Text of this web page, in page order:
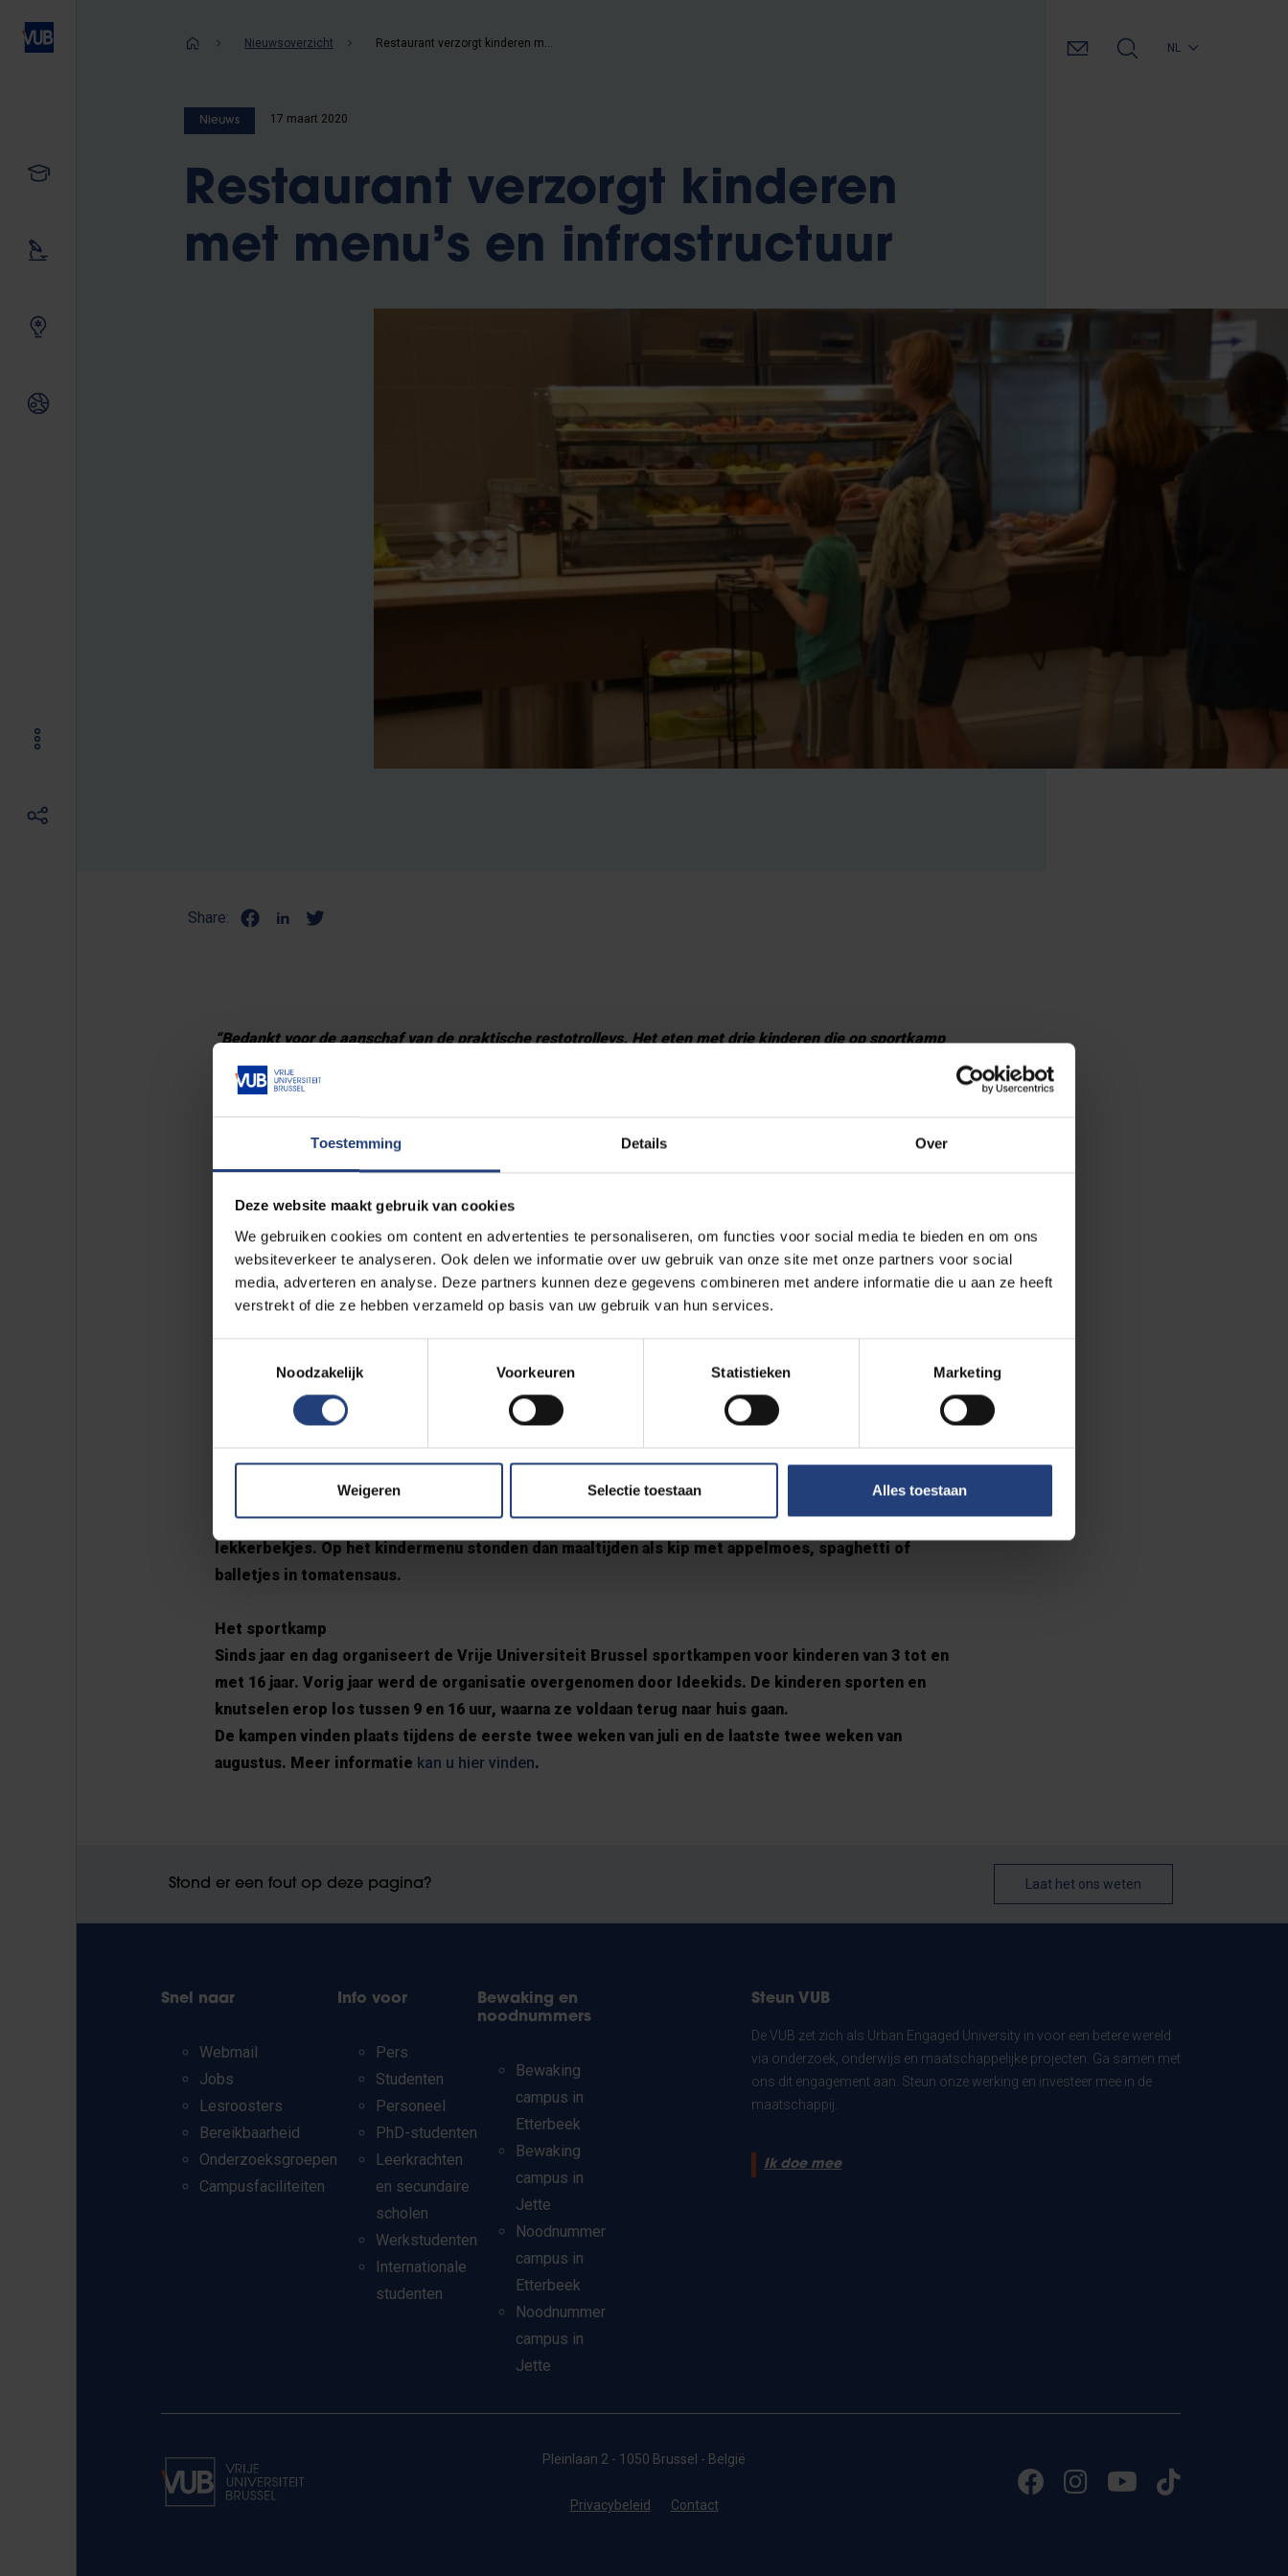
Toestemming Details Over
Deze website maakt gebruik van cookies
We gebruiken cookies om content en advertenties te personaliseren, om functies voor social media te bieden en om ons
websiteverkeer te analyseren. Ook delen we informatie over uw gebruik van onze site met onze partners voor social
media, adverteren en analyse. Deze partners kunnen deze gegevens combineren met andere informatie die u aan ze heeft
verstrekt of die ze hebben verzameld op basis van uw gebruik van hun services.
Noodzakelijk
Voorkeuren Statistieken Marketing
Weigeren Selectie toestaan Alles toestaan
Ons onderzoek
Kruimelpad
Nieuwsoverzicht NL
Nieuws 17 maart 2020
Restaurant verzorgt kinderen
met menu’s en infrastructuur
Share:
“Bedankt voor de aanschaf van de praktische restotrolleys. Het eten met drie kinderen die op sportkamp
zitten in het VUB-resto is er een stuk relaxer op geworden. Werkelijk fantastisch!
Ook bedankt om elke dag een “kindvriendelijk gerecht” op het menu tijdens de sportkampweken ingepland
te hebben. De spaghetti deze middag was een schot in de roos. Drie blije oranje mondjes en gevulde
buikjes.
lekker in het VUB-resto eten.”– Kim Coppens
Met dit bericht werd de inbox van Philippe Merckx, diensthoofd van het restaurant, opgefleurd.
De voorbije weken vonden er sportkampen voor kinderen plaats op campus Etterbeek van de VUB.
Naar aanleiding daarvan en op aanvraag van een paar ouders schafte het restaurant een vijftal trolleys
plaats geraken. Het morsen gebeurt dan enkel soms nog aan tafel.
Ook het menu in het restaurant werd lichtjes aangepast om rekening te houden met de jonge
lekkerbekjes. Op het kindermenu stonden dan maaltijden als kip met appelmoes, spaghetti of
balletjes in tomatensaus.
Het sportkamp
Sinds jaar en dag organiseert de Vrije Universiteit Brussel sportkampen voor kinderen van 3 tot en
met 16 jaar. Vorig jaar werd de organisatie overgenomen door Ideekids. De kinderen sporten en
knutselen erop los tussen 9 en 16 uur, waarna ze voldaan terug naar huis gaan.
De kampen vinden plaats tijdens de eerste twee weken van juli en de laatste twee weken van
augustus. Meer informatie kan u hier vinden.
Stond er een fout op deze pagina? Laat het ons weten
Snel naar
Webmail
Jobs
Lesroosters
Bereikbaarheid
Onderzoeksgroepen
Campusfaciliteiten
Info voor
Pers
Studenten
Personeel
PhD-studenten
Leerkrachten
en secundaire
scholen
Werkstudenten
Internationale
studenten
Bewaking en
noodnummers
Bewaking
campus in
Etterbeek
Bewaking
campus in
Jette
Noodnummer
campus in
Etterbeek
Noodnummer
campus in
Jette
Steun VUB
De VUB zet zich als Urban Engaged University in voor een betere wereld
via onderzoek, onderwijs en maatschappelijke projecten. Ga samen met
ons dit engagement aan. Steun onze werking en investeer mee in de
maatschappij.
Ik doe mee
Pleinlaan 2 - 1050 Brussel - België
Privacybeleid Contact